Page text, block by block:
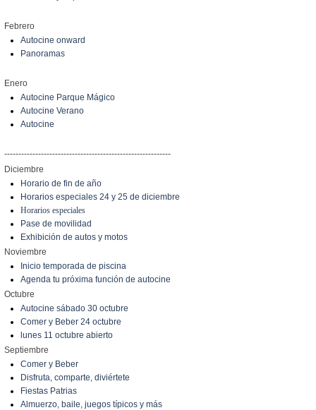
Febrero
Autocine onward
Panoramas
Enero
Autocine Parque Mágico
Autocine Verano
Autocine
-----------------------------------------------------------
Diciembre
Horario de fin de año
Horarios especiales 24 y 25 de diciembre
Horarios especiales
Pase de movilidad
Exhibición de autos y motos
Noviembre
Inicio temporada de piscina
Agenda tu próxima función de autocine
Octubre
Autocine sábado 30 octubre
Comer y Beber 24 octubre
lunes 11 octubre abierto
Septiembre
Comer y Beber
Disfruta, comparte, diviértete
Fiestas Patrias
Almuerzo, baile, juegos típicos y más